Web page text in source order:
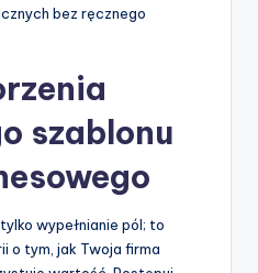
bez ręcznego
szablonu
wypełnianie pól; to
o tym, jak Twoja firma